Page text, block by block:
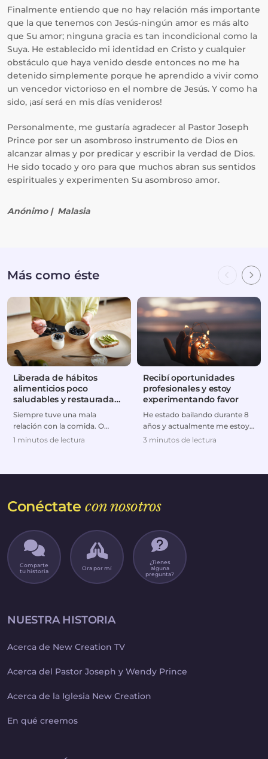
Finalmente entiendo que no hay relación más importante
que la que tenemos con Jesús-ningún amor es más alto
que Su amor; ninguna gracia es tan incondicional como la
Suya. He establecido mi identidad en Cristo y cualquier
obstáculo que haya venido desde entonces no me ha
detenido simplemente porque he aprendido a vivir como
un vencedor victorioso en el nombre de Jesús. Y como ha
sido, ¡así será en mis días venideros!
Personalmente, me gustaría agradecer al Pastor Joseph
Prince por ser un asombroso instrumento de Dios en
alcanzar almas y por predicar y escribir la verdad de Dios.
He sido tocado y oro para que muchos abran sus sentidos
espirituales y experimenten Su asombroso amor.
Anónimo | Malasia
Más como éste
Liberada de hábitos
alimenticios poco
saludables y restaurada
en su relación con Dios
Siempre tuve una mala
relación con la comida. O
comía en exceso o hacía dietas
1 minutos de lectura
Recibí oportunidades
profesionales y estoy
experimentando favor
He estado bailando durante 8
años y actualmente me estoy
preparando para hacer de la
3 minutos de lectura
Conéctatecon nosotros
Comparte
tu historia
Ora por mí
¿Tienes
alguna
pregunta?
NUESTRA HISTORIA
Acerca de New Creation TV
Acerca del Pastor Joseph y Wendy Prince
Acerca de la Iglesia New Creation
En qué creemos